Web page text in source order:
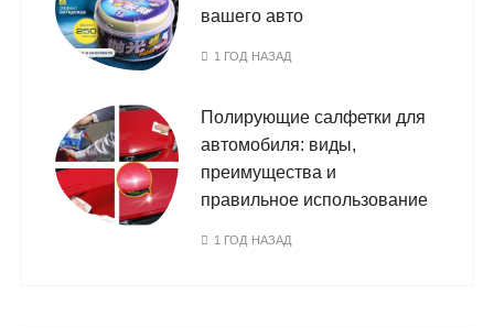
вашего авто
1 ГОД НАЗАД
Полирующие салфетки для
автомобиля: виды,
преимущества и
правильное использование
1 ГОД НАЗАД